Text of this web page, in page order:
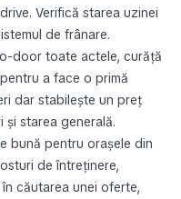
Verifică starea uzinei
de frânare.
door toate actele, curăță
a face o primă
dar stabilește un preț
starea generală.
bună pentru orașele din
de întreținere,
căutarea unei oferte,